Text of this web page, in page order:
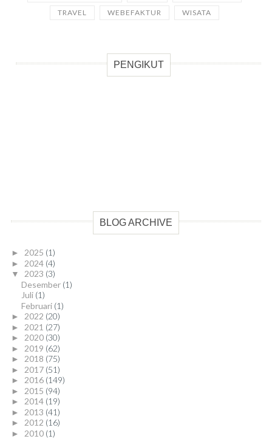
TRAVEL
WEBEFAKTUR WISATA
PENGIKUT
BLOG ARCHIVE
► 2025 (1)
► 2024 (4)
▼ 2023 (3)
Desember (1)
Juli (1)
Februari (1)
► 2022 (20)
► 2021 (27)
► 2020 (30)
► 2019 (62)
► 2018 (75)
► 2017 (51)
► 2016 (149)
► 2015 (94)
► 2014 (19)
► 2013 (41)
► 2012 (16)
► 2010 (1)